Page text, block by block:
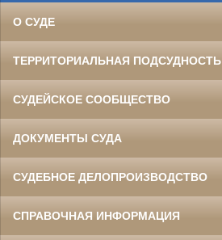
О СУДЕ
ТЕРРИТОРИАЛЬНАЯ ПОДСУДНОСТЬ
СУДЕЙСКОЕ СООБЩЕСТВО
ДОКУМЕНТЫ СУДА
СУДЕБНОЕ ДЕЛОПРОИЗВОДСТВО
СПРАВОЧНАЯ ИНФОРМАЦИЯ